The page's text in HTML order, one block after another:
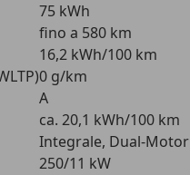
75 kWh
fino a 580 km
16,2 kWh/100 km
0 g/km
A
ca. 20,1 kWh/100 km
Integrale, Dual-Motor
250/11 kW